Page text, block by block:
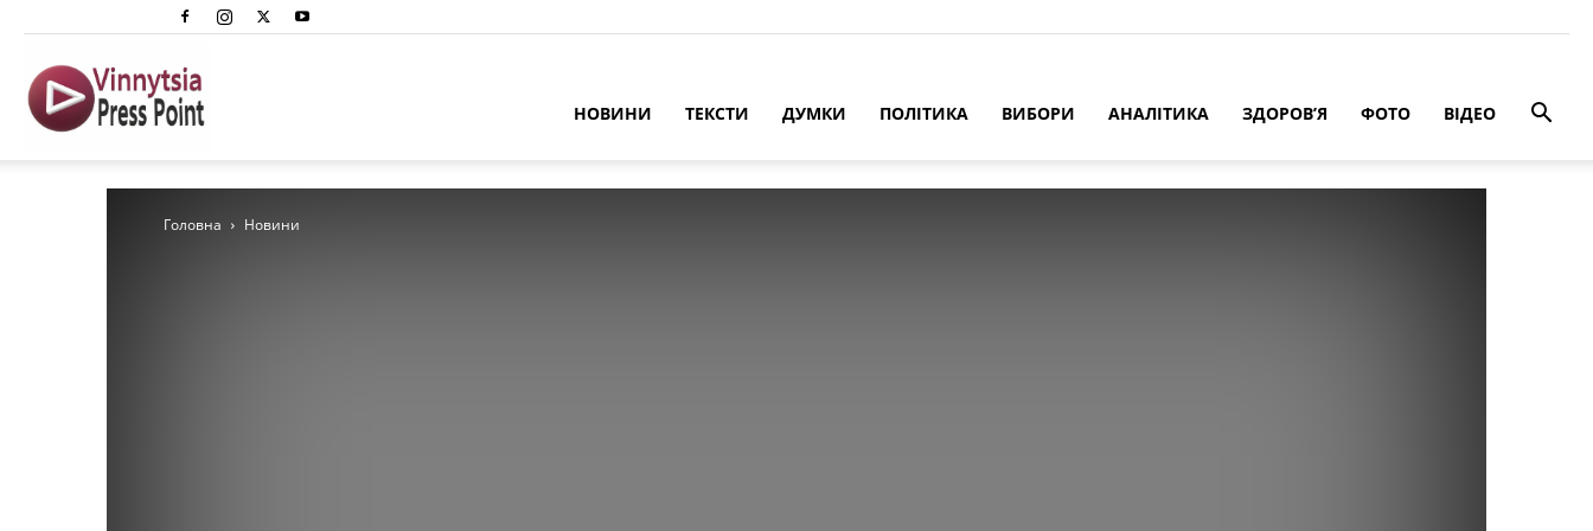
Преспоінт
НОВИНИ ТЕКСТИ ДУМКИ ПОЛІТИКА ВИБОРИ АНАЛІТИКА ЗДОРОВ’Я ФОТО ВІДЕО
Головна Новини